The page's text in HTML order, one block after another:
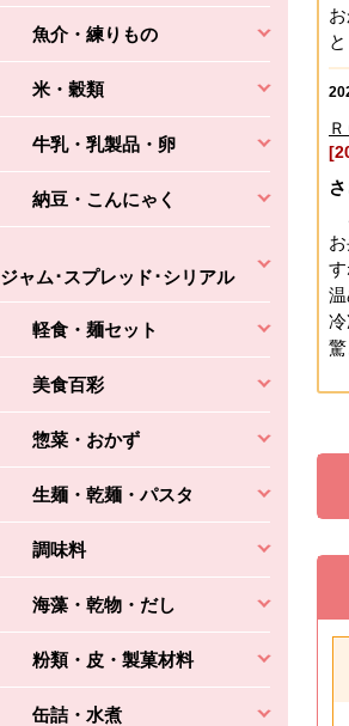
魚介・練りもの
米・穀類
牛乳・乳製品・卵
納豆・こんにゃく
ジャム･スプレッド･シリアル
軽食・麺セット
美食百彩
惣菜・おかず
生麺・乾麺・パスタ
調味料
海藻・乾物・だし
粉類・皮・製菓材料
缶詰・水煮
す
驚